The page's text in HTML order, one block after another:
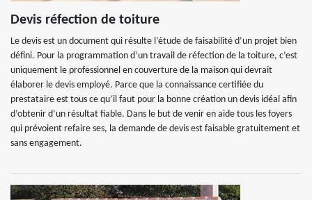
Devis réfection de toiture
Le devis est un document qui résulte l’étude de faisabilité d’un projet bien
défini. Pour la programmation d’un travail de réfection de la toiture, c’est
uniquement le professionnel en couverture de la maison qui devrait
élaborer le devis employé. Parce que la connaissance certifiée du
prestataire est tous ce qu’il faut pour la bonne création un devis idéal afin
d’obtenir d’un résultat fiable. Dans le but de venir en aide tous les foyers
qui prévoient refaire ses, la demande de devis est faisable gratuitement et
sans engagement.